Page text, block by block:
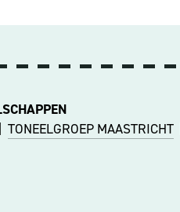
| TONEELGROEP MAASTRICHT